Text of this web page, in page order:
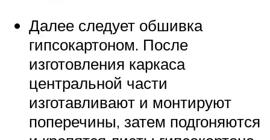
Далее следует обшивка
гипсокартоном. После
изготовления каркаса
центральной части
изготавливают и монтируют
поперечины, затем подгоняются